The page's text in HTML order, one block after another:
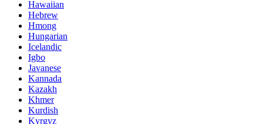
Hawaiian
Hebrew
Hmong
Hungarian
Icelandic
Igbo
Javanese
Kannada
Kazakh
Khmer
Kurdish
Kyrgyz